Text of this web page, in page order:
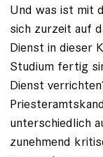
Und was ist mit
sich zurzeit auf
Dienst in dieser
Studium fertig
Dienst
unterschiedlich
zunehmend